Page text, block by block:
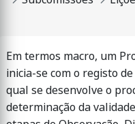
Em termos macro, um
inicia-se com o registo
qual se desenvolve o
determinação da